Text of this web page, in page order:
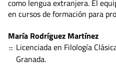
como lengua extranjera. El
en cursos de formación para
María Rodríguez Martínez
Licenciada en Filología
Granada.